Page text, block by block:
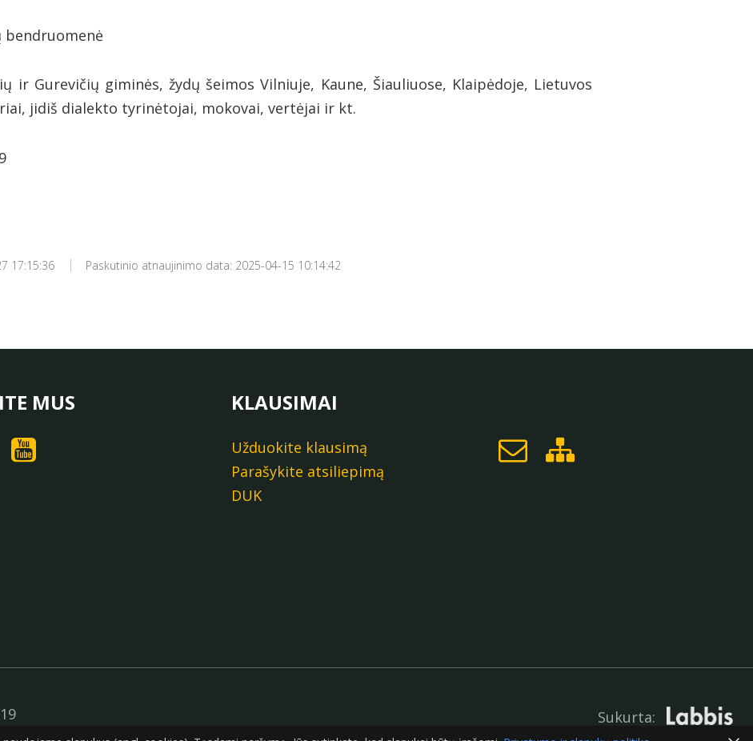
bendruomenė
ir Gurevičių giminės, žydų šeimos Vilniuje, Kaune, Šiauliuose, Klaipėdoje, Lietuvos
jidiš dialekto tyrinėtojai, mokovai, vertėjai ir kt.
17:15:36 Paskutinio atnaujinimo data: 2025-04-15 10:14:42
MUS KLAUSIMAI
Užduokite klausimą
Parašykite atsiliepimą
DUK
Sukurta: